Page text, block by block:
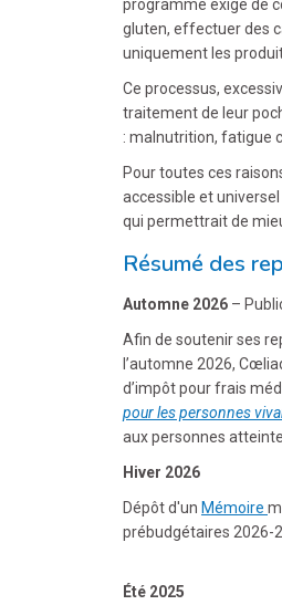
programme exige de
gluten, effectuer des
uniquement les
Ce processus,
traitement de leur
: malnutrition, fatigue
Pour toutes ces
accessible et
qui permettrait de
Résumé des
Automne 2026 –
Afin de soutenir ses
l’automne 2026,
d’impôt pour frais
pour les personnes
aux personnes
Hiver 2026
Dépôt d'un Mémoire
prébudgétaires 2026-
Été 2025